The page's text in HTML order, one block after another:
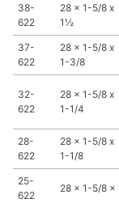
38-
622
28 x 1-5/8 x
1½
37-
622
28 x 1-5/8 x
1-3/8
32-
622
28 x 1-5/8 x
1-1/4
28-
622
28 x 1-5/8 x
1-1/8
25-
622
28 x 1-5/8 x